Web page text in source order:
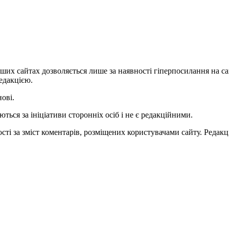
сайтах дозволяється лише за наявності гіперпосилання на
за ініціативи сторонніх осіб і не є редакційними.
за зміст коментарів, розміщених користувачами сайту.